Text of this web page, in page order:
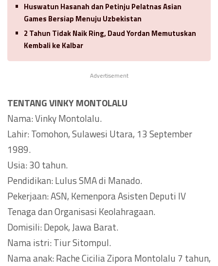
Huswatun Hasanah dan Petinju Pelatnas Asian
Games Bersiap Menuju Uzbekistan
2 Tahun Tidak Naik Ring, Daud Yordan Memutuskan
Kembali ke Kalbar
Advertisement
TENTANG VINKY MONTOLALU
Nama: Vinky Montolalu.
Lahir: Tomohon, Sulawesi Utara, 13 September
1989.
Usia: 30 tahun.
Pendidikan: Lulus SMA di Manado.
Pekerjaan: ASN, Kemenpora Asisten Deputi IV
Tenaga dan Organisasi Keolahragaan.
Domisili: Depok, Jawa Barat.
Nama istri: Tiur Sitompul.
Nama anak: Rache Cicilia Zipora Montolalu 7 tahun,